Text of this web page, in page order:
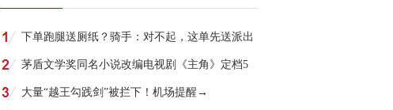
下单跑腿送厕纸？骑手：对不起，这单先送派出
所
茅盾文学奖同名小说改编电视剧《主角》定档5
月10日
大量“越王勾践剑”被拦下！机场提醒→